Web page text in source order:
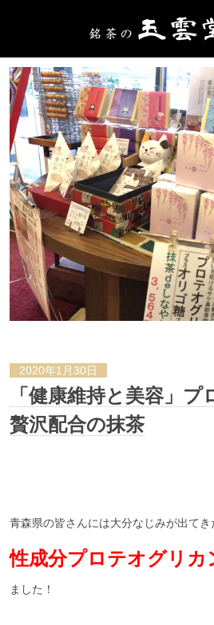
2020年1月30日
「健康維持と美容」
贅沢配合の抹茶
青森県の皆さんには大分なじみが出てき
性成分プロテオグリカ
ました！